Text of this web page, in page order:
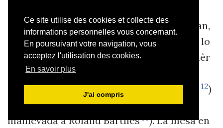
Ce site utilise des cookies et collecte des
informations personnelles vous concernant.
En poursuivant votre navigation, vous
acceptez l'utilisation des cookies.
En savoir plus
J'ai compris
Avèm parlat d’ambivaléncia dels luòcs e
d’estranhetat. Pasmens, per foncionar plan,
per faire nàisser la credulitat del legeire, lo
fantastic a besonh de semenar d’en primièr
los signes de l’illusion realista (terme
d’Henri Mitterand11e de Philippe Hamon 12)
o los efièches de real (terminologia
manlevada a Roland Barthes
). La mesa en